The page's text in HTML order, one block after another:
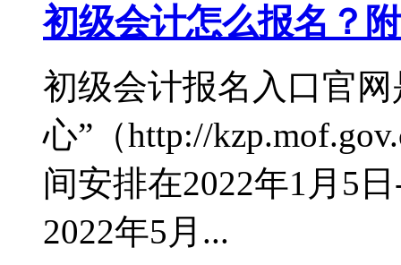
初级会计怎么报名？
初级会计报名入口官
心”（http://
间安排在2022年1月5
2022年5月...